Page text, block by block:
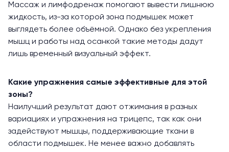
Массаж и лимфодренаж помогают вывести лишнюю
жидкость, из-за которой зона подмышек может
выглядеть более объёмной. Однако без укрепления
мышц и работы над осанкой такие методы дадут
лишь временный визуальный эффект.
Какие упражнения самые эффективные для этой
зоны?
Наилучший результат дают отжимания в разных
вариациях и упражнения на трицепс, так как они
задействуют мышцы, поддерживающие ткани в
области подмышек. Не менее важно добавлять